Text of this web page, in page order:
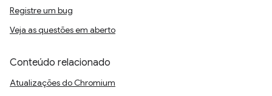
Registre um bug
Veja as questões em aberto
Conteúdo relacionado
Atualizações do Chromium